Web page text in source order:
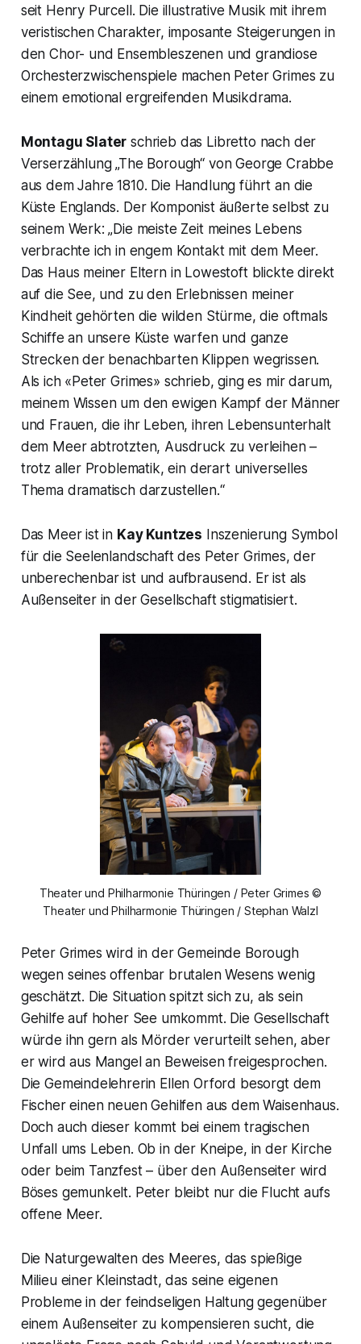
seit Henry Purcell. Die illustrative Musik mit ihrem
veristischen Charakter, imposante Steigerungen in
den Chor- und Ensembleszenen und grandiose
Orchesterzwischenspiele machen Peter Grimes zu
einem emotional ergreifenden Musikdrama.
Montagu Slater schrieb das Libretto nach der
Verserzählung „The Borough“ von George Crabbe
aus dem Jahre 1810. Die Handlung führt an die
Küste Englands. Der Komponist äußerte selbst zu
seinem Werk: „Die meiste Zeit meines Lebens
verbrachte ich in engem Kontakt mit dem Meer.
Das Haus meiner Eltern in Lowestoft blickte direkt
auf die See, und zu den Erlebnissen meiner
Kindheit gehörten die wilden Stürme, die oftmals
Schiffe an unsere Küste warfen und ganze
Strecken der benachbarten Klippen wegrissen.
Als ich «Peter Grimes» schrieb, ging es mir darum,
meinem Wissen um den ewigen Kampf der Männer
und Frauen, die ihr Leben, ihren Lebensunterhalt
dem Meer abtrotzten, Ausdruck zu verleihen –
trotz aller Problematik, ein derart universelles
Thema dramatisch darzustellen.“
Das Meer ist in Kay Kuntzes Inszenierung Symbol
für die Seelenlandschaft des Peter Grimes, der
unberechenbar ist und aufbrausend. Er ist als
Außenseiter in der Gesellschaft stigmatisiert.
Theater und Philharmonie Thüringen / Peter Grimes ©
Theater und Philharmonie Thüringen / Stephan Walzl
Peter Grimes wird in der Gemeinde Borough
wegen seines offenbar brutalen Wesens wenig
geschätzt. Die Situation spitzt sich zu, als sein
Gehilfe auf hoher See umkommt. Die Gesellschaft
würde ihn gern als Mörder verurteilt sehen, aber
er wird aus Mangel an Beweisen freigesprochen.
Die Gemeindelehrerin Ellen Orford besorgt dem
Fischer einen neuen Gehilfen aus dem Waisenhaus.
Doch auch dieser kommt bei einem tragischen
Unfall ums Leben. Ob in der Kneipe, in der Kirche
oder beim Tanzfest – über den Außenseiter wird
Böses gemunkelt. Peter bleibt nur die Flucht aufs
offene Meer.
Die Naturgewalten des Meeres, das spießige
Milieu einer Kleinstadt, das seine eigenen
Probleme in der feindseligen Haltung gegenüber
einem Außenseiter zu kompensieren sucht, die